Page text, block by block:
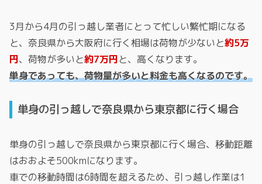
3月から4月の引っ越し業者にとって忙しい繁忙期になる
と、奈良県から大阪府に行く相場は荷物が少ないと約5万
円、荷物が多いと約7万円と、高くなります。
単身であっても、荷物量が多いと料金も高くなるのです。
単身の引っ越しで奈良県から東京都に行く場合
単身の引っ越しで奈良県から東京都に行く場合、移動距離
はおおよそ500kmになります。
車での移動時間は6時間を超えるため、引っ越し作業は1